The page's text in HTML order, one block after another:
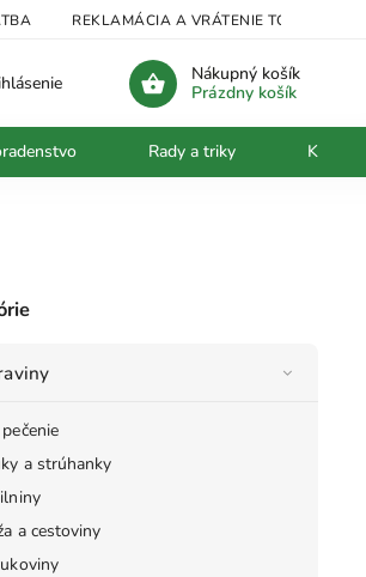
REKLAMÁCIA A VRÁTENIE TOVARU
Nákupný košík
Prázdny košík
Rady a triky
a strúhanky
a cestoviny